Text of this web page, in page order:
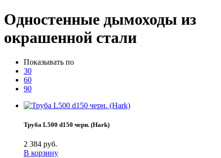
Одностенные дымоходы из
окрашенной стали
Показывать по
30
60
90
Труба L500 d150 черн. (Hark)
2 384 руб.
В корзину